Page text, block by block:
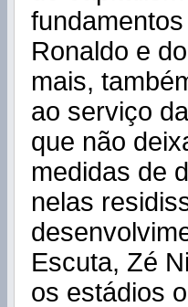
Ronaldo e
mais,
ao serviço
que não
medidas de
nelas
Escuta, Zé
os estádios